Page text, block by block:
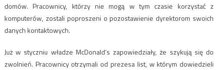
domów. Pracownicy, którzy nie mogą w tym czasie korzystać z
komputerów, zostali poproszeni o pozostawienie dyrektorom swoich
danych kontaktowych.
Już w styczniu władze McDonald’s zapowiedziały, że szykują się do
zwolnień. Pracownicy otrzymali od prezesa list, w którym dowiedzieli